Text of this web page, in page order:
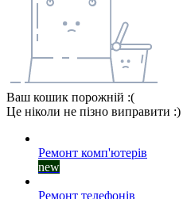
Ваш кошик порожній :(
Це ніколи не пізно виправити :)
Ремонт комп'ютерів
new
Ремонт телефонів